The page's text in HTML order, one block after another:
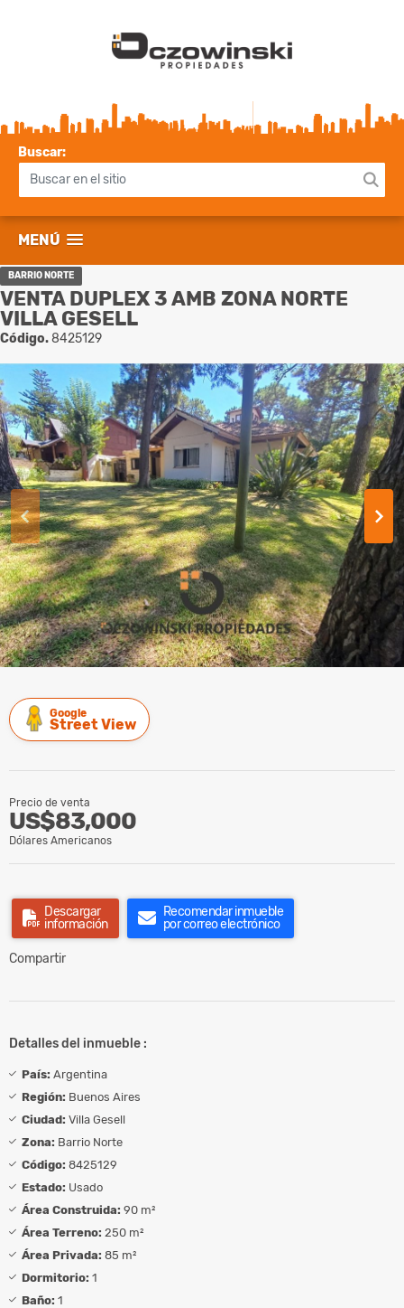
Buscar:
MENÚ
BARRIO NORTE
VENTA DUPLEX 3 AMB ZONA NORTE
VILLA GESELL
Código.8425129
Google
Street View
Precio de venta
US$83,000
Dólares Americanos
Descargar
información
Recomendar inmueble
por correo electrónico
Compartir
Detalles del inmueble :
País: Argentina
Región: Buenos Aires
Ciudad: Villa Gesell
Zona: Barrio Norte
Código: 8425129
Estado: Usado
Área Construida: 90 m²
Área Terreno: 250 m²
Área Privada: 85 m²
Dormitorio: 1
Baño: 1